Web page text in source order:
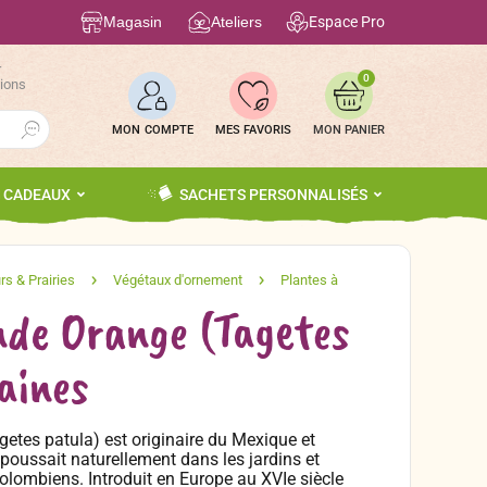
Magasin Ateliers Espace Pro
Search Button
MON COMPTE MES FAVORIS
0
CADEAUX SACHETS PERSONNALISÉS
Orange (Tagetes
patula) est originaire du Mexique et
naturellement dans les jardins et
Introduit en Europe au XVIe siècle